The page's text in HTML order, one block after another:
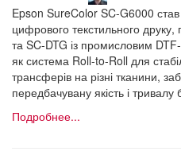
Epson SureColor SC-G6000
цифрового текстильного
та SC-DTG із промисловим
як система Roll-to-Roll для
трансферів на різні тканини,
передбачувану якість і
Подробнее...